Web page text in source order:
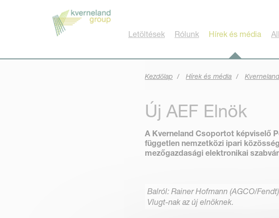
Letöltések Rólunk Hírek és média
Kezdőlap Hírek és média
Új AEF Elnök
A Kverneland Csoportot képviselő
független nemzetközi ipari
mezőgazdasági elektronikai
Balról: Rainer Hofmann (AGCO/
Vlugt-nak az új elnöknek.